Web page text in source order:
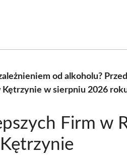
od alkoholu?
w sierpniu 2026
Firm w